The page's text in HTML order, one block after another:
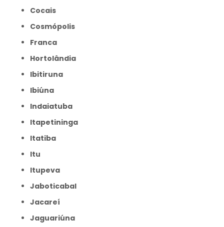
Cocais
Cosmópolis
Franca
Hortolândia
Ibitiruna
Ibiúna
Indaiatuba
Itapetininga
Itatiba
Itu
Itupeva
Jaboticabal
Jacareí
Jaguariúna